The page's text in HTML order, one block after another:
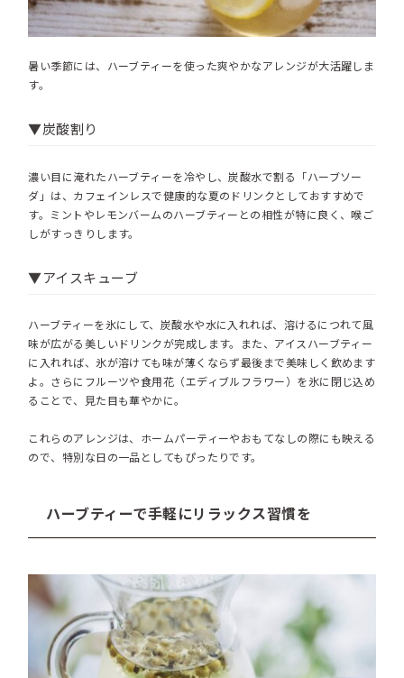
暑い季節には、ハーブティーを使った爽やかなアレンジが大活躍しま
す。
▼炭酸割り
濃い目に淹れたハーブティーを冷やし、炭酸水で割る「ハーブソー
ダ」は、カフェインレスで健康的な夏のドリンクとしておすすめで
す。ミントやレモンバームのハーブティーとの相性が特に良く、喉ご
しがすっきりします。
▼アイスキューブ
ハーブティーを氷にして、炭酸水や水に入れれば、溶けるにつれて風
味が広がる美しいドリンクが完成します。また、アイスハーブティー
に入れれば、氷が溶けても味が薄くならず最後まで美味しく飲めます
よ。さらにフルーツや食用花（エディブルフラワー）を氷に閉じ込め
ることで、見た目も華やかに。
これらのアレンジは、ホームパーティーやおもてなしの際にも映える
ので、特別な日の一品としてもぴったりです。
ハーブティーで手軽にリラックス習慣を